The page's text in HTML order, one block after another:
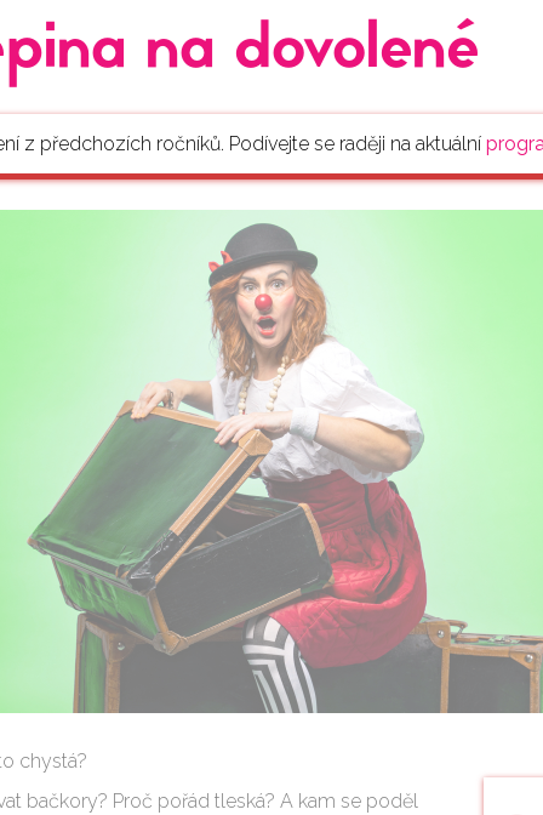
na dovolené
z předchozích ročníků. Podívejte se raději na aktuální
chystá?
bačkory? Proč pořád tleská? A kam se poděl